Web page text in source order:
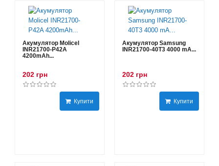
Акумулятор Molicel
INR21700-P42A
4200mAh...
202 грн
Купити
Акумулятор Samsung
INR21700-40T3 4000 mA...
202 грн
Купити